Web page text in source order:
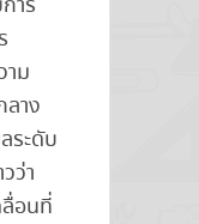
ม
าง
ระดับ
ว่า
อนที่